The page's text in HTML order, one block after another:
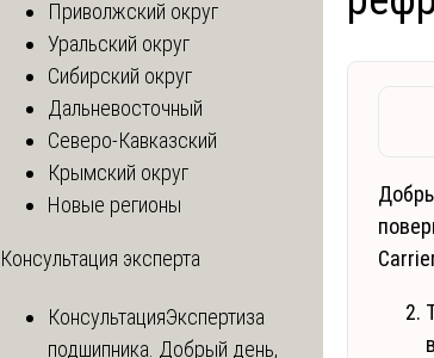
Приволжский округ
Уральский округ
Сибирский округ
Дальневосточный
Северо-Кавказский
Крымский округ
Новые регионы
Консультация эксперта
КонсультацияЭкспертиза
подшипника. Добрый день,